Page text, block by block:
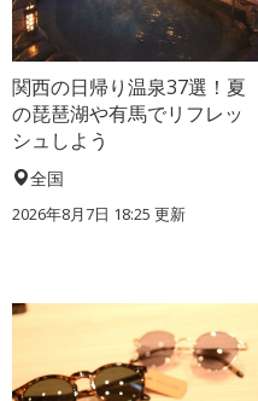
関西の日帰り温泉37選！夏
の琵琶湖や有馬でリフレッ
シュしよう
全国
2026年8月7日 18:25 更新